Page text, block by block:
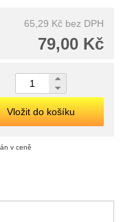
65,29 Kč bez DPH
79,00 Kč
Vložit do košíku
v ceně